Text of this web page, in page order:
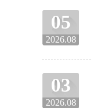
05
2026.08
03
2026.08